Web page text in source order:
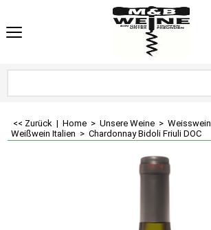
<< Zurück | Home > Unsere Weine > Weisswein
Weißwein Italien > Chardonnay Bidoli Friuli DOC